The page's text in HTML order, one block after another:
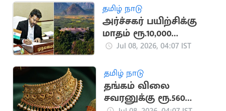
தமிழ் நாடு
அர்ச்சகர் பயிற்சிக்கு
மாதம் ரூ.10,000
ஊக்கத்தொகை..
Jul 08, 2026, 04:07 IST
தமிழ் நாடு
தங்கம் விலை
சவரனுக்கு ரூ.560